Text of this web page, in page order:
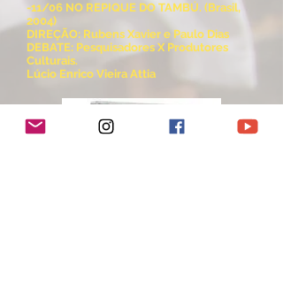
-11/06 NO REPIQUE DO TAMBÚ. (Brasil,
2004)
DIREÇÃO: Rubens Xavier e Paulo Dias
DEBATE: Pesquisadores X Produtores
Culturais.
Lúcio Enrico Vieira Attia